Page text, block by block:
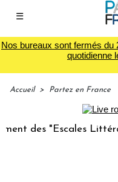
☰
Nos bureaux sont fermés du
quotidienne
Accueil > Partez en France
"Escales